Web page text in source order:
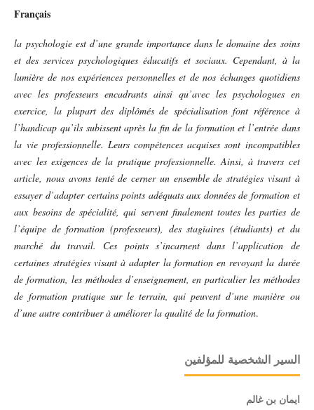
Français
la psychologie est d’une grande importance dans le domaine des soins
et des services psychologiques éducatifs et sociaux. Cependant, à la
lumière de nos expériences personnelles et de nos échanges quotidiens
avec les professeurs encadrants ainsi qu’avec les psychologues en
exercice, la plupart des diplômés de spécialisation font référence à
l’handicap qu’ils subissent après la fin de la formation et l’entrée dans
la vie professionnelle. Leurs compétences acquises sont incompatibles
avec les exigences de la pratique professionnelle. Ainsi, à travers cet
article, nous avons tenté de cerner un ensemble de stratégies visant à
essayer d’adapter certains points adéquats aux données de formation et
aux besoins de spécialité, qui servent finalement toutes les parties de
l’équipe de formation (professeurs), des stagiaires (étudiants) et du
marché du travail. Ces points s’incarnent dans l’application de
certaines stratégies visant à adapter la formation en revoyant la durée
de formation, les méthodes d’enseignement, en particulier les méthodes
de formation pratique sur le terrain, qui peuvent d’une manière ou
d’une autre contribuer à améliorer la qualité de la formation.
السير الشخصية للمؤلفين
ايمان بن غالم